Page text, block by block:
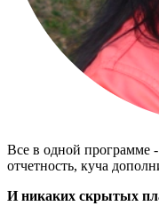
Все в одной программе -
отчетность, куча
И никаких скрытых